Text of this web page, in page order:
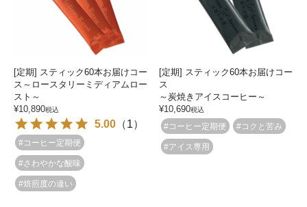
[定期] スティック60本お届けコー
ス～ロースタリーミディアムロー
スト～
¥10,890税込
5.00 （1）
#コーヒー定期便
#さわやかな酸味
#焙煎度の違い
[定期] スティック60本お届けコー
ス
～炭焼きアイスコーヒー～
¥10,690税込
#コーヒー定期便 #コクと苦み
#アイス専用